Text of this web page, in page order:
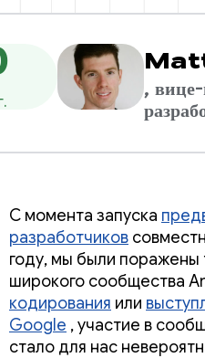
,
С момента запуска
разработчиков
году, мы были поражены
широкого сообщества
кодирования или
Google , участие в
стало для нас